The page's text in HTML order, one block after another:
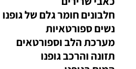
חלבונים חומר גלם של גופנו
נשים ספורטאיות
מערכת הלב וספורטאים
תזונה והרכב גופנו